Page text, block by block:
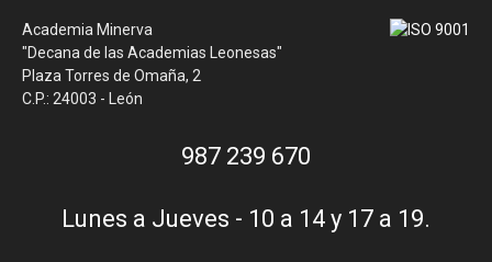
Academia Minerva
"Decana de las Academias Leonesas"
Plaza Torres de Omaña, 2
C.P.: 24003 - León
987 239 670
Lunes a Jueves - 10 a 14 y 17 a 19.